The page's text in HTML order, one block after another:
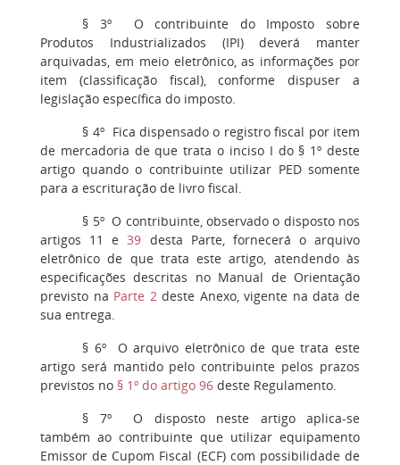
§ 3º
O contribuinte do Imposto sobre
Produtos Industrializados (IPI) deverá manter
arquivadas, em meio eletrônico, as informações por
item (classificação fiscal), conforme dispuser a
legislação específica do imposto.
§ 4º Fica dispensado o registro fiscal por item
de mercadoria de que trata o inciso I do § 1º deste
artigo quando o contribuinte utilizar PED somente
para a escrituração de livro fiscal.
§ 5º O contribuinte, observado o disposto nos
artigos 11 e39 desta Parte, fornecerá o arquivo
eletrônico de que trata este artigo, atendendo às
especificações descritas no Manual de Orientação
previsto na Parte 2deste Anexo, vigente na data de
sua entrega.
§ 6º
O arquivo eletrônico de que trata este
artigo será mantido pelo contribuinte pelos prazos
previstos no § 1º do artigo 96 deste Regulamento.
§ 7º
O disposto neste artigo aplica-se
também ao contribuinte que utilizar equipamento
Emissor de Cupom Fiscal (ECF) com possibilidade de